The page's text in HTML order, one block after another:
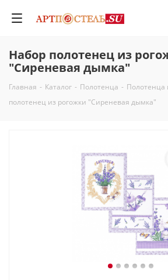
Набор полотенец из
"Сиреневая дымка"
Главная - Каталог - Полотенца - Полотенца
полотенец из рогожки "Сиреневая дымка"